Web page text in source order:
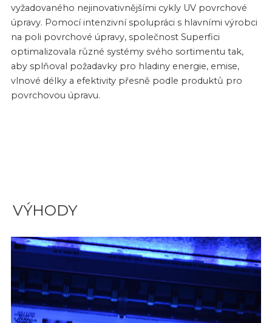
vyžadovaného nejinovativnějšími cykly UV povrchové
úpravy. Pomocí intenzivní spolupráci s hlavními výrobci
na poli povrchové úpravy, společnost Superfici
optimalizovala různé systémy svého sortimentu tak,
aby splňoval požadavky pro hladiny energie, emise,
vlnové délky a efektivity přesně podle produktů pro
povrchovou úpravu.
VÝHODY